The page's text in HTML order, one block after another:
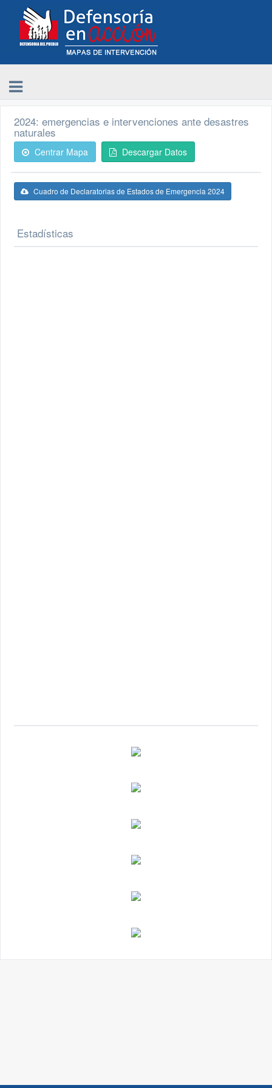
2024: emergencias e intervenciones ante desastres
naturales
Centrar Mapa Descargar Datos
Cuadro de Declaratorias de Estados de Emergencia 2024
Estadísticas